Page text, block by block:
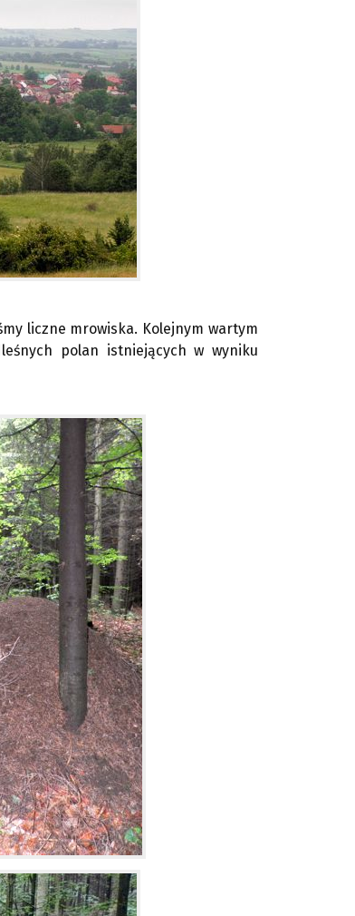
liczne mrowiska. Kolejnym wartym
polan istniejących w wyniku